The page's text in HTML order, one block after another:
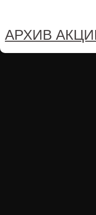
АРХИВ